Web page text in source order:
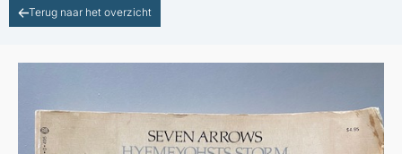
Terug naar het overzicht